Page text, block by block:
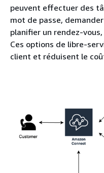
peuvent effectuer des
mot de passe,
planifier un rendez-
Ces options de libre-
client et réduisent le